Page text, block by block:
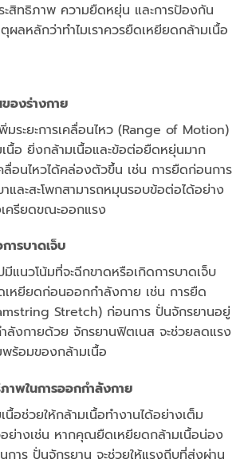
ะสิทธิภาพ ความยืดหยุ่น และการป้องกัน
ผลหลักว่าทำไมเราควรยืดเหยียดกล้ามเนื้อ
องร่างกาย
มระยะการเคลื่อนไหว (Range of Motion)
นื้อ ยิ่งกล้ามเนื้อและข้อต่อยืดหยุ่นมาก
คลื่อนไหวได้คล่องตัวขึ้น เช่น การยืดก่อนการ
และสะโพกสามารถหมุนรอบข้อต่อได้อย่าง
ครียดขณะออกแรง
ารบาดเจ็บ
แนวโน้มที่จะฉีกขาดหรือเกิดการบาดเจ็บ
เหยียดก่อนออกกำลังกาย เช่น การยืด
Stretch) ก่อนการ ปั่นจักรยานอยู่
ลังกายด้วย จักรยานฟิตเนส จะช่วยลดแรง
ร้อมของกล้ามเนื้อ
าพในการออกกำลังกาย
อช่วยให้กล้ามเนื้อทำงานได้อย่างเต็ม
ย่างเช่น หากคุณยืดเหยียดกล้ามเนื้อน่อง
าร ปั่นจักรยาน จะช่วยให้แรงถีบที่ส่งผ่าน